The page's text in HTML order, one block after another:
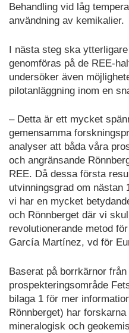
Behandling vid låg
användning av kemikalier.
I nästa steg ska
genomföras på de REE-
undersöker även
pilotanläggning inom en
– Detta är ett mycket
gemensamma
analyser att båda våra
och angränsande
REE. Då dessa första
utvinningsgrad om nästan
vi har en mycket
och Rönnberget där vi
revolutionerande metod
García Martínez, vd för
Baserat på borrkärnor
prospekteringsområde
bilaga 1 för mer
Rönnberget) har
mineralogisk och